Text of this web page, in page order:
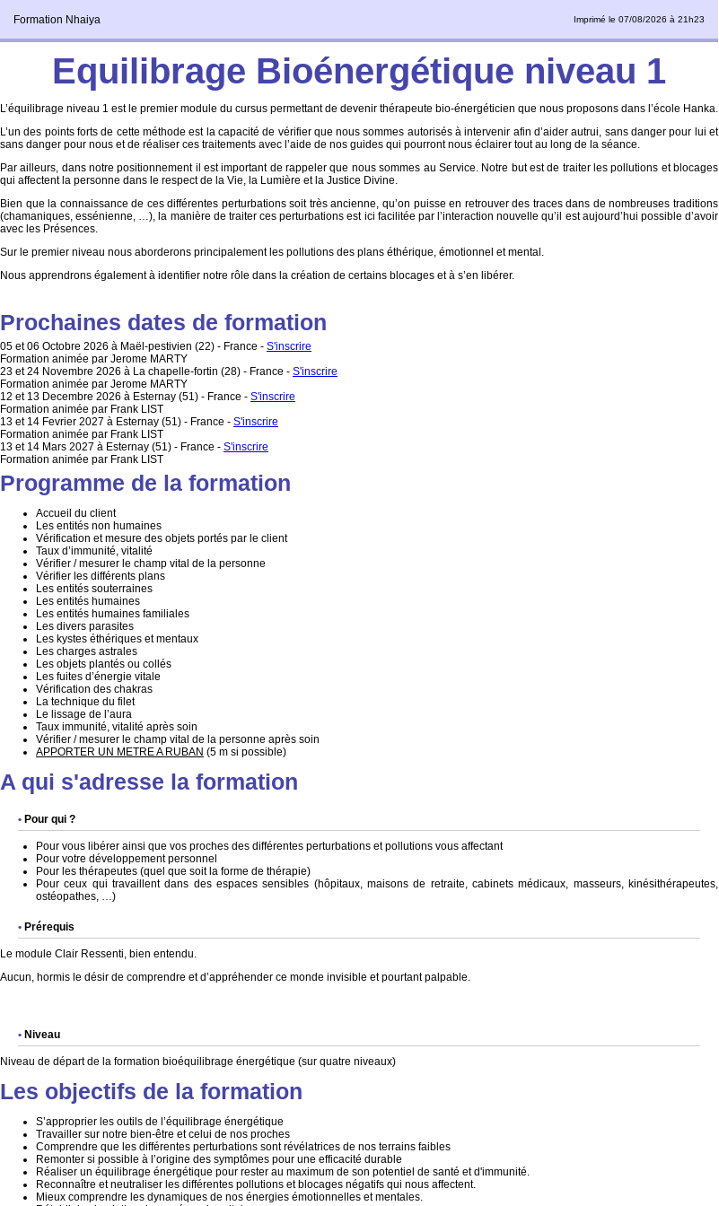
Formation Nhaiya Imprimé le 07/08/2026 à 21h23
Equilibrage Bioénergétique niveau 1
L’équilibrage niveau 1 est le premier module du cursus permettant de devenir thérapeute bio-énergéticien que nous proposons dans l’école Hanka.
L’un des points forts de cette méthode est la capacité de vérifier que nous sommes autorisés à intervenir afin d’aider autrui, sans danger pour lui et
sans danger pour nous et de réaliser ces traitements avec l’aide de nos guides qui pourront nous éclairer tout au long de la séance.
Par ailleurs, dans notre positionnement il est important de rappeler que nous sommes au Service. Notre but est de traiter les pollutions et blocages
qui affectent la personne dans le respect de la Vie, la Lumière et la Justice Divine.
Bien que la connaissance de ces différentes perturbations soit très ancienne, qu’on puisse en retrouver des traces dans de nombreuses traditions
(chamaniques, essénienne, …), la manière de traiter ces perturbations est ici facilitée par l’interaction nouvelle qu’il est aujourd’hui possible d’avoir
avec les Présences.
Sur le premier niveau nous aborderons principalement les pollutions des plans éthérique, émotionnel et mental.
Nous apprendrons également à identifier notre rôle dans la création de certains blocages et à s’en libérer.
Prochaines dates de formation
05 et 06 Octobre 2026 à Maël-pestivien (22) - France - S'inscrire
Formation animée par Jerome MARTY
23 et 24 Novembre 2026 à La chapelle-fortin (28) - France - S'inscrire
Formation animée par Jerome MARTY
12 et 13 Decembre 2026 à Esternay (51) - France - S'inscrire
Formation animée par Frank LIST
13 et 14 Fevrier 2027 à Esternay (51) - France - S'inscrire
Formation animée par Frank LIST
13 et 14 Mars 2027 à Esternay (51) - France - S'inscrire
Formation animée par Frank LIST
Programme de la formation
Accueil du client
Les entités non humaines
Vérification et mesure des objets portés par le client
Taux d’immunité, vitalité
Vérifier / mesurer le champ vital de la personne
Vérifier les différents plans
Les entités souterraines
Les entités humaines
Les entités humaines familiales
Les divers parasites
Les kystes éthériques et mentaux
Les charges astrales
Les objets plantés ou collés
Les fuites d’énergie vitale
Vérification des chakras
La technique du filet
Le lissage de l’aura
Taux immunité, vitalité après soin
Vérifier / mesurer le champ vital de la personne après soin
APPORTER UN METRE A RUBAN (5 m si possible)
A qui s'adresse la formation
Pour qui ?
Pour vous libérer ainsi que vos proches des différentes perturbations et pollutions vous affectant
Pour votre développement personnel
Pour les thérapeutes (quel que soit la forme de thérapie)
Pour ceux qui travaillent dans des espaces sensibles (hôpitaux, maisons de retraite, cabinets médicaux, masseurs, kinésithérapeutes,
ostéopathes, …)
Prérequis
Le module Clair Ressenti, bien entendu.
Aucun, hormis le désir de comprendre et d’appréhender ce monde invisible et pourtant palpable.
Niveau
Niveau de départ de la formation bioéquilibrage énergétique (sur quatre niveaux)
Les objectifs de la formation
S’approprier les outils de l’équilibrage énergétique
Travailler sur notre bien-être et celui de nos proches
Comprendre que les différentes perturbations sont révélatrices de nos terrains faibles
Remonter si possible à l’origine des symptômes pour une efficacité durable
Réaliser un équilibrage énergétique pour rester au maximum de son potentiel de santé et d'immunité.
Reconnaître et neutraliser les différentes pollutions et blocages négatifs qui nous affectent.
Mieux comprendre les dynamiques de nos énergies émotionnelles et mentales.